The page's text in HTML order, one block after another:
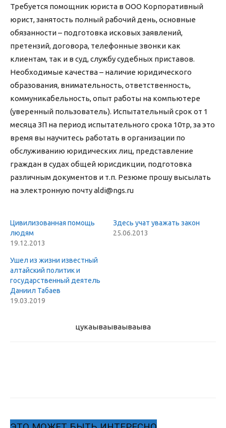
Требуется помощник юриста в ООО Корпоративный
юрист, занятость полный рабочий день, основные
обязанности – подготовка исковых заявлений,
претензий, договора, телефонные звонки как
клиентам, так и в суд, службу судебных приставов.
Необходимые качества – наличие юридического
образования, внимательность, ответственность,
коммуникабельность, опыт работы на компьютере
(уверенный пользователь). Испытательный срок от 1
месяца ЗП на период испытательного срока 10тр, за это
время вы научитесь работать в организации по
обслуживанию юридических лиц, представление
граждан в судах общей юрисдикции, подготовка
различным документов и т.п. Резюме прошу высылать
на электронную почту aldi@ngs.ru
Цивилизованная помощь
людям
19.12.2013
Здесь учат уважать закон
25.06.2013
Ушел из жизни известный
алтайский политик и
государственный деятель
Даниил Табаев
19.03.2019
цукаываываываыва